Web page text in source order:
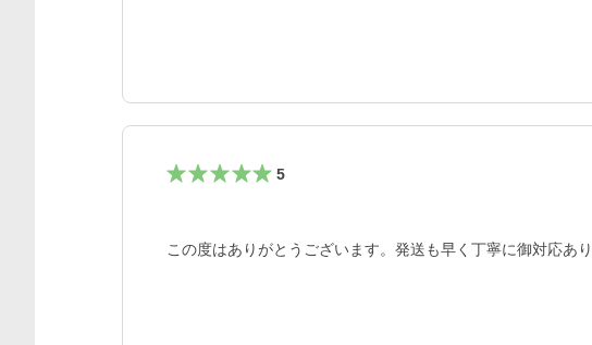
5
この度はありがとうございます。発送も早く丁寧に御対応あ